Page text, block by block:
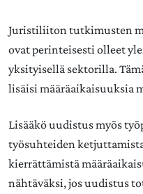
Juristiliiton tutkimusten
ovat perinteisesti olleet
yksityisellä sektorilla.
lisäisi määräaikaisuuksia
Lisääkö uudistus myös
työsuhteiden
kierrättämistä
nähtäväksi, jos uudistus